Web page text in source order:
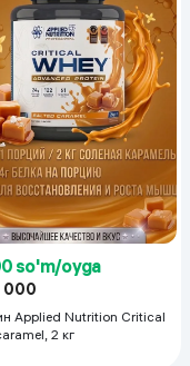
so'm/oyga
000
Applied Nutrition Critical
2 кг